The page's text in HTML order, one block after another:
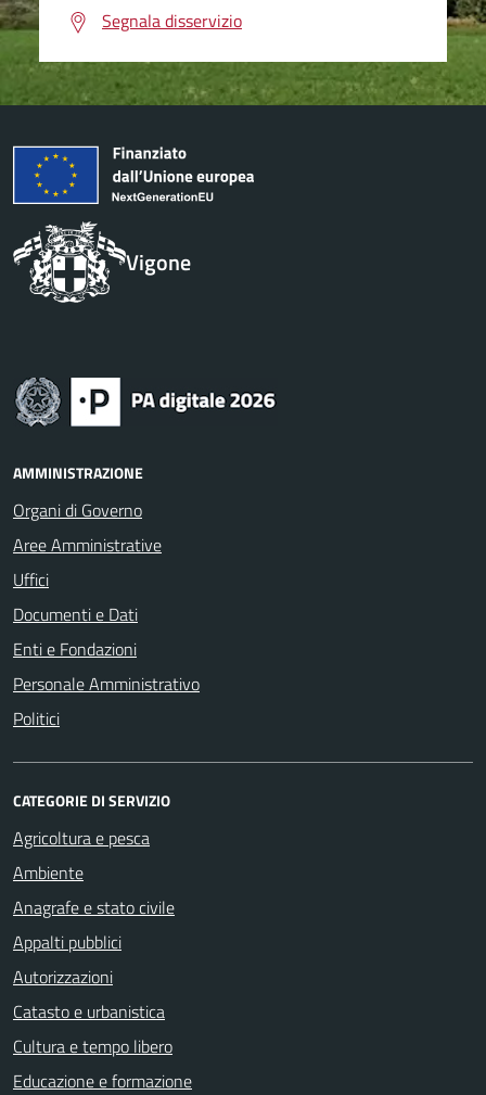
Segnala disservizio
Vigone
AMMINISTRAZIONE
Organi di Governo
Aree Amministrative
Uffici
Documenti e Dati
Enti e Fondazioni
Personale Amministrativo
Politici
CATEGORIE DI SERVIZIO
Agricoltura e pesca
Ambiente
Anagrafe e stato civile
Appalti pubblici
Autorizzazioni
Catasto e urbanistica
Cultura e tempo libero
Educazione e formazione